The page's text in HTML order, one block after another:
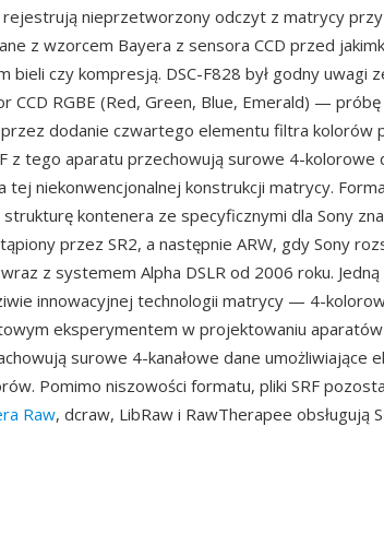
rejestrują nieprzetworzony odczyt z matrycy
z wzorcem Bayera z sensora CCD przed
bieli czy kompresją. DSC-F828 był godny uwagi
CCD RGBE (Red, Green, Blue, Emerald) —
dodanie czwartego elementu filtra kolorów
z tego aparatu przechowują surowe 4-kolorowe
niekonwencjonalnej konstrukcji matrycy.
kontenera ze specyficznymi dla Sony
przez SR2, a następnie ARW, gdy Sony
z systemem Alpha DSLR od 2006 roku.
innowacyjnej technologii matrycy — 4-
eksperymentem w projektowaniu aparatów
surowe 4-kanałowe dane umożliwiające
Pomimo niszowości formatu, pliki SRF
Raw, dcraw, LibRaw i RawTherapee obsługują